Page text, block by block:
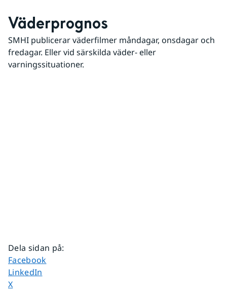
Väderprognos
SMHI publicerar väderfilmer måndagar, onsdagar och
fredagar. Eller vid särskilda väder- eller
varningssituationer.
Dela sidan på:
Dela sidan på
Facebook
Dela sidan på
LinkedIn
Dela sidan på
X